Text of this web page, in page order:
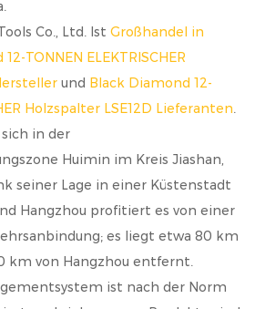
Co., Ltd. Ist Großhandel in
TONNEN ELEKTRISCHER
und Black Diamond 12-
Holzspalter LSE12D Lieferanten.
in der
Huimin im Kreis Jiashan,
seiner Lage in einer Küstenstadt
Hangzhou profitiert es von einer
es liegt etwa 80 km
km von Hangzhou entfernt.
ist nach der Norm